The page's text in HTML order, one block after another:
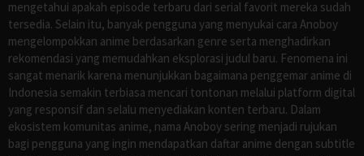
mengetahui apakah episode terbaru dari serial favorit mereka sudah
tersedia. Selain itu, banyak pengguna yang menyukai cara Anoboy
mengelompokkan anime berdasarkan genre serta menghadirkan
rekomendasi yang memudahkan eksplorasi judul baru. Fenomena ini
sangat menarik karena menunjukkan bagaimana penggemar anime di
Indonesia semakin terbiasa mencari tontonan melalui platform digital
yang responsif dan selalu menyediakan konten terbaru. Dalam
ekosistem komunitas anime, nama Anoboy sering menjadi rujukan
bagi pengguna yang ingin mendapatkan daftar anime dengan subtitle